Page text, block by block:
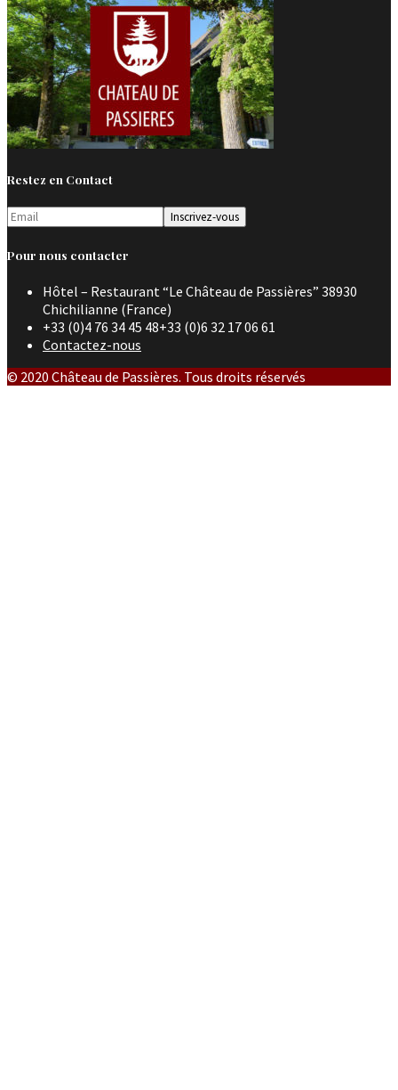
Restez en Contact
Pour nous contacter
Hôtel – Restaurant “Le Château de Passières” 38930
Chichilianne (France)
+33 (0)4 76 34 45 48+33 (0)6 32 17 06 61
Contactez-nous
© 2020 Château de Passières. Tous droits réservés